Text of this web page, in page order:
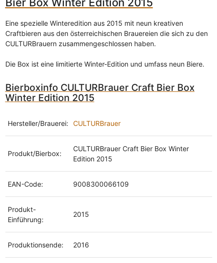
Eine spezielle Winteredition aus 2015 mit neun kreativen
Craftbieren aus den österreichischen Brauereien die sich zu den
CULTURBrauern zusammengeschlossen haben.
Die Box ist eine limitierte Winter-Edition und umfass neun Biere.
Bierboxinfo CULTURBrauer Craft Bier Box
Winter Edition 2015
Hersteller/Brauerei: CULTURBrauer
Produkt/Bierbox:
CULTURBrauer Craft Bier Box Winter
Edition 2015
EAN-Code: 9008300066109
Produkt-
Einführung:
2015
Produktionsende: 2016